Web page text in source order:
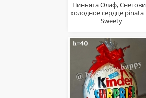
Пиньята Олаф,
холодное сердце pinata
Sweety